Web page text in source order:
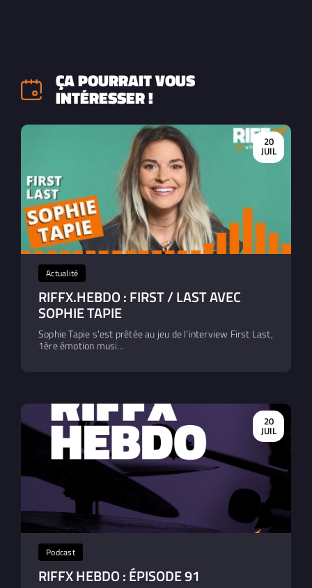
ÇA POURRAIT VOUS
INTÉRESSER !
20
JUIL
Actualité
RIFFX.HEBDO : FIRST / LAST AVEC
SOPHIE TAPIE
Sophie Tapie s'est prêtée au jeu de l'interview First Last,
1ère émotion musi...
20
JUIL
Podcast
RIFFX HEBDO : ÉPISODE 91